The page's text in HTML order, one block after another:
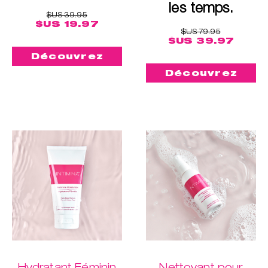
$US 39.95
$US 19.97
Découvrez
les temps.
$US 79.95
$US 39.97
Découvrez